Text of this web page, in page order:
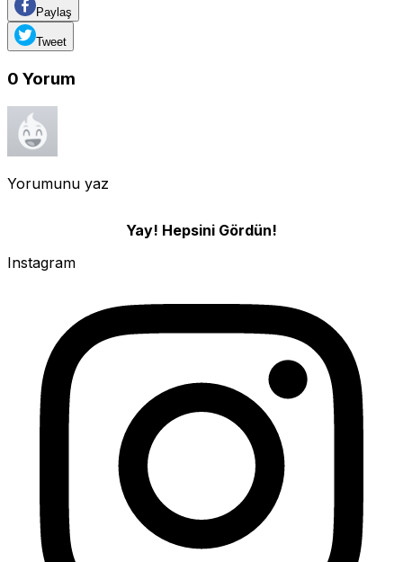
Paylaş
Tweet
0 Yorum
Yorumunu yaz
Yay! Hepsini Gördün!
Instagram